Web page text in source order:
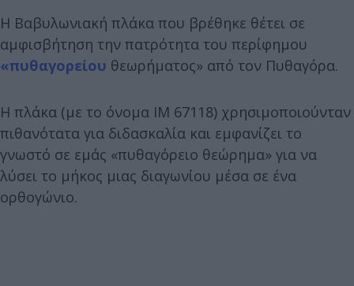
Η Βαβυλωνιακή πλάκα που βρέθηκε θέτει σε
αμφισβήτηση την πατρότητα του περίφημου
«πυθαγορείου θεωρήματος» από τον Πυθαγόρα.
Η πλάκα (με το όνομα IM 67118) χρησιμοποιούνταν
πιθανότατα για διδασκαλία και εμφανίζει το
γνωστό σε εμάς «πυθαγόρειο θεώρημα» για να
λύσει το μήκος μιας διαγωνίου μέσα σε ένα
ορθογώνιο.